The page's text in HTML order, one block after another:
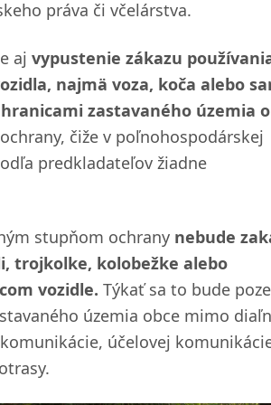
práva či včelárstva.
aj vypustenie zákazu
najmä voza, koča alebo
zastavaného územia
čiže v poľnohospodárskej
predkladateľov žiadne
stupňom ochrany nebude
trojkolke, kolobežke alebo
vozidle. Týkať sa to bude
územia obce mimo
účelovej